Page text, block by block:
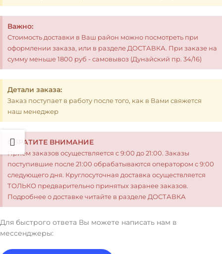
Важно:
Стоимость доставки в Ваш район можно посмотреть при
оформлении заказа, или в разделе ДОСТАВКА. При заказе на
сумму меньше 1800 руб - самовывоз (Дунайский пр. 34/16)
Детали заказа:
Заказ поступает в работу после того, как в Вами свяжется
наш менеджер
ОБРАТИТЕ ВНИМАНИЕ
Прием заказов осуществляется с 9:00 до 21:00. Заказы
поступившие после 21:00 обрабатываются оператором с 9:00
следующего дня. Круглосуточная доставка осуществляется
ТОЛЬКО предварительно принятых заранее заказов.
Подробнее о доставке читайте в разделе ДОСТАВКА
Для быстрого ответа Вы можете написать нам в
мессенджеры: